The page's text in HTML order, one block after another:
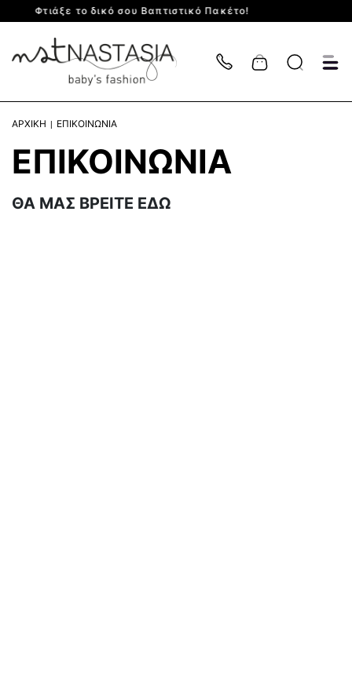
Πακέτο! Για Πακέτο
Cart
ΑΡΧΙΚΗ ΕΠΙΚΟΙΝΩΝΙΑ
ΕΠΙΚΟΙΝΩΝΙΑ
ΘΑ ΜΑΣ ΒΡΕΙΤΕ ΕΔΩ